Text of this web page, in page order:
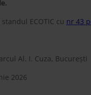
ECOTIC cu nr 43
Al. I. Cuza, București
2026